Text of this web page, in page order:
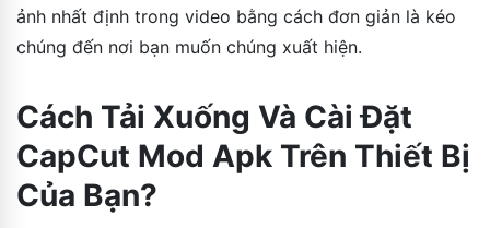
ảnh nhất định trong video bằng cách đơn giản là kéo
chúng đến nơi bạn muốn chúng xuất hiện.
Cách Tải Xuống Và Cài Đặt
CapCut Mod Apk Trên Thiết Bị
Của Bạn?